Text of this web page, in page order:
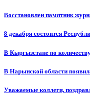
Восстановлен памятник
8 декабря состоится
В Кыргызстане по
В Нарынской области
Уважаемые коллеги,